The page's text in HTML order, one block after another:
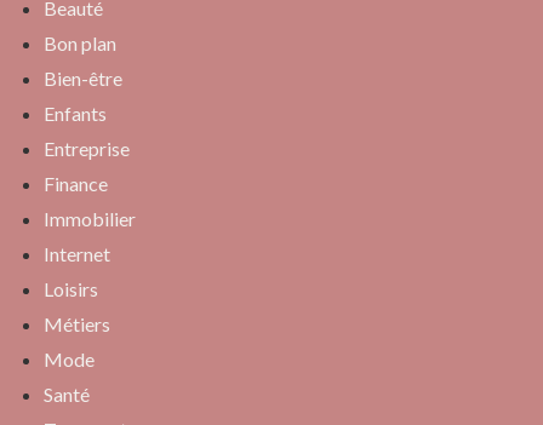
Beauté
Bon plan
Bien-être
Enfants
Entreprise
Finance
Immobilier
Internet
Loisirs
Métiers
Mode
Santé